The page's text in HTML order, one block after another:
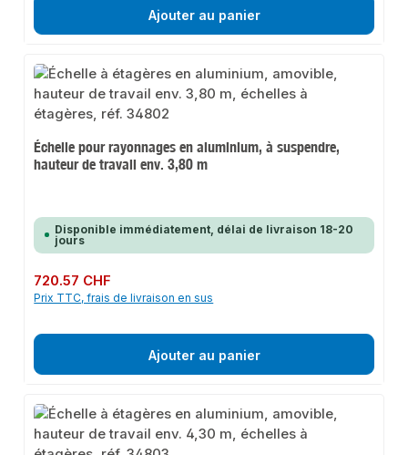
Ajouter au panier
Échelle pour rayonnages en aluminium, à suspendre,
hauteur de travail env. 3,80 m
Disponible immédiatement, délai de livraison 18-20
jours
Prix régulier :
720.57 CHF
Prix TTC, frais de livraison en sus
Ajouter au panier